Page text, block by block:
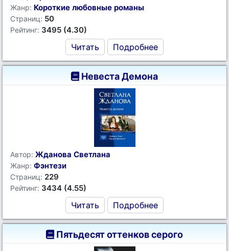
Жанр: Короткие любовные романы
Страниц: 50
Рейтинг: 3495 (4.30)
Читать Подробнее
Невеста Демона
Автор: Жданова Светлана
Жанр: Фэнтези
Страниц: 229
Рейтинг: 3434 (4.55)
Читать Подробнее
Пятьдесят оттенков серого